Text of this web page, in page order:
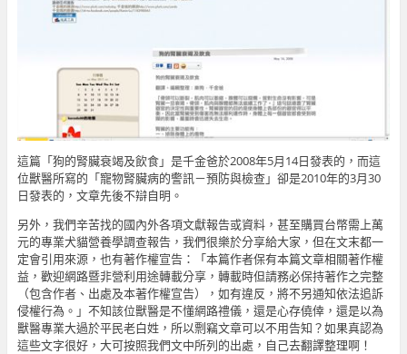
這篇「狗的腎臟衰竭及飲食」是千金爸於2008年5月14日發表的，而這
位獸醫所寫的「寵物腎臟病的警訊－預防與檢查」卻是2010年的3月30
日發表的，文章先後不辯自明。
另外，我們辛苦找的國內外各項文獻報告或資料，甚至購買台幣需上萬
元的專業犬貓營養學調查報告，我們很樂於分享給大家，但在文末都一
定會引用來源，也有著作權宣告：「本篇作者保有本篇文章相關著作權
益，歡迎網路暨非營利用途轉載分享，轉載時但請務必保持著作之完整
（包含作者、出處及本著作權宣告），如有違反，將不另通知依法追訴
侵權行為。」不知該位獸醫是不懂網路禮儀，還是心存僥倖，還是以為
獸醫專業大過於平民老白姓，所以剽竊文章可以不用告知？如果真認為
這些文字很好，大可按照我們文中所列的出處，自己去翻譯整理啊！